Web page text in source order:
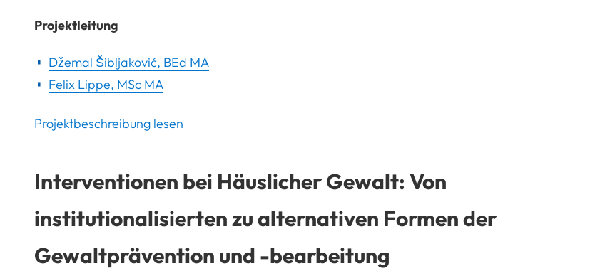
Projektleitung
Džemal Šibljaković, BEd MA
Felix Lippe, MSc MA
Projektbeschreibung lesen
Interventionen bei Häuslicher Gewalt: Von
institutionalisierten zu alternativen Formen der
Gewaltprävention und -bearbeitung